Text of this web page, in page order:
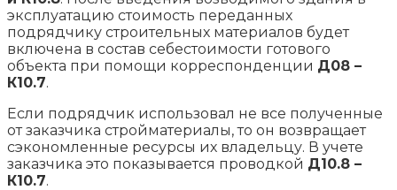
эксплуатацию стоимость переданных
подрядчику строительных материалов будет
включена в состав себестоимости готового
объекта при помощи корреспонденции Д08 –
К10.7.
Если подрядчик использовал не все полученные
от заказчика стройматериалы, то он возвращает
сэкономленные ресурсы их владельцу. В учете
заказчика это показывается проводкой Д10.8 –
К10.7.